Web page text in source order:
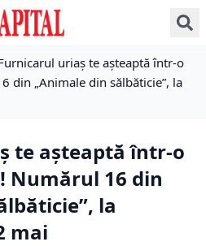
uriaș te așteaptă într-o
din „Animale din sălbăticie”, la
te așteaptă într-o
Numărul 16 din
la
mai